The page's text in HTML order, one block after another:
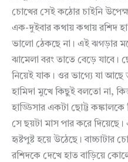
চোখের সেই কঠোর চাইনি
এক-দুইবার কথায় কথায় রশিদ
ভালো ঠেকছে না। এই ঝগড়ার
ঝামেলা বরং তাতে বেড়ে যাবে।
নিয়েই যাক। ওর ভাগ্যে যা আছে
হামিদা মুখে কিছুই বলতো না,
হাড্ডিসার একটা ছোট্ট
সে ছয়টা মাস পার করে
হৃষ্টপুষ্ট হয়ে উঠেছে। বাচ্চাটার
রশিদকে দেখে হাত বাড়িয়ে